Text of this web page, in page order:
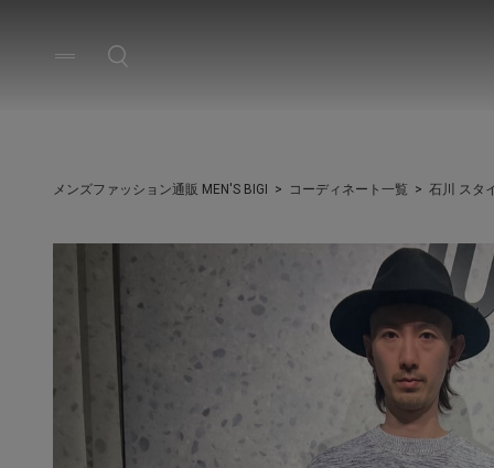
メンズファッション通販 MEN'S BIGI コーディネート一覧 石川 スタ